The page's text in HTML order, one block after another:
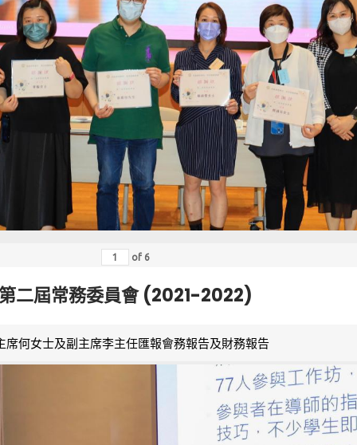
of 6
二屆常務委員會 (2021-2022)
席何女士及副主席李主任匯報會務報告及財務報告